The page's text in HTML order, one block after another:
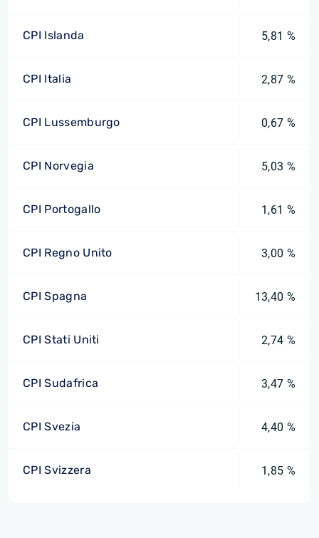
CPI Islanda 5,81 %
CPI Italia 2,87 %
CPI Lussemburgo 0,67 %
CPI Norvegia 5,03 %
CPI Portogallo 1,61 %
CPI Regno Unito 3,00 %
CPI Spagna 13,40 %
CPI Stati Uniti 2,74 %
CPI Sudafrica 3,47 %
CPI Svezia 4,40 %
CPI Svizzera 1,85 %